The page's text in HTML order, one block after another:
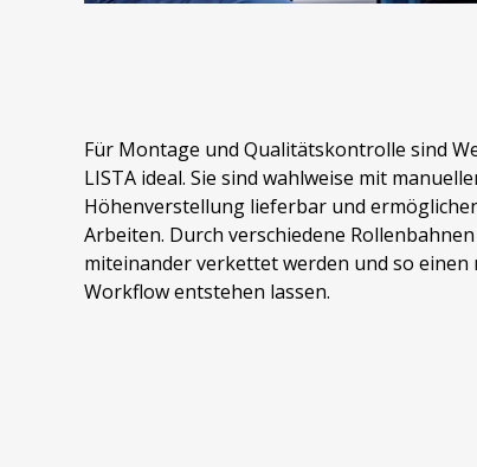
Für Montage und Qualitätskontrolle sind
LISTA ideal. Sie sind wahlweise mit
Höhenverstellung lieferbar und
Arbeiten. Durch verschiedene
miteinander verkettet werden und so
Workflow entstehen lassen.